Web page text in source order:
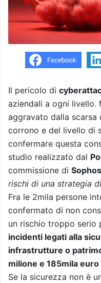
Il pericolo di
aziendali a ogni livello.
aggravato dalla scarsa
corrono e del livello di
confermare questa
studio realizzato dal
commissione di Sophos
rischi di una strategia
Fra le 2mila persone
confermato di non
un rischio troppo serio
incidenti legati alla
infrastrutture o
milione e 185mila
Se la sicurezza non è